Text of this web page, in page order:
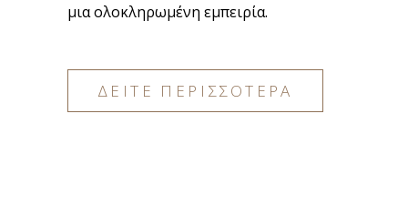
μια ολοκληρωμένη εμπειρία.
ΔΕΙΤΕ ΠΕΡΙΣΣΟΤΕΡΑ